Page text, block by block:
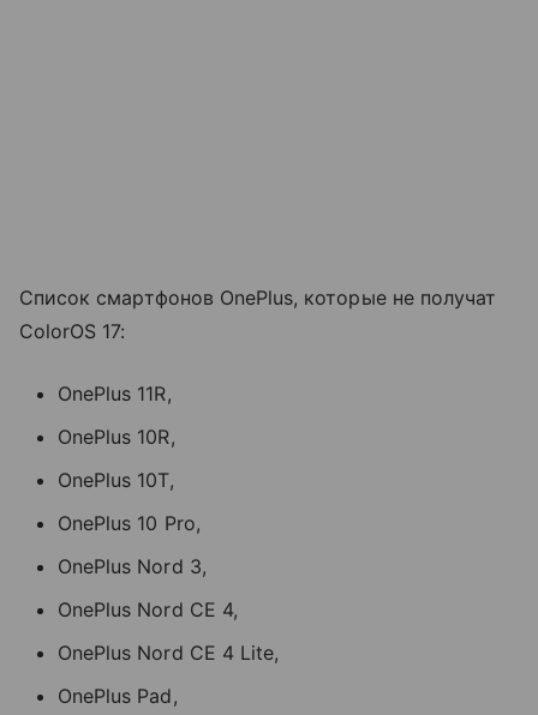
Список смартфонов OnePlus, которые не получат
ColorOS 17:
OnePlus 11R,
OnePlus 10R,
OnePlus 10T,
OnePlus 10 Pro,
OnePlus Nord 3,
OnePlus Nord CE 4,
OnePlus Nord CE 4 Lite,
OnePlus Pad,